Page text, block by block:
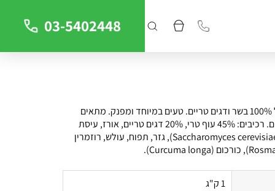
03-5402448
חטיף לכלבים מכיל 100% בשר ודגים טריים. טעים במיוחד ומפנק. מתאים
לכלבים מכל הגזעים. רכיבים: 45% עוף טרי, 20% דגים טריים, אורז, עיסת
סלק, שמרי בירה (Saccharomyces cerevisiae), גזר, תפוח, עולש, רוזמרין
1 ק"ג